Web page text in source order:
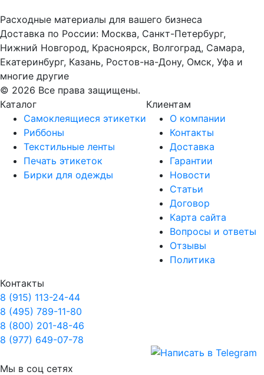
Расходные материалы для вашего бизнеса
Доставка по России: Москва, Санкт-Петербург,
Нижний Новгород, Красноярск, Волгоград, Самара,
Екатеринбург, Казань, Ростов-на-Дону, Омск, Уфа и
многие другие
© 2026 Все права защищены.
Каталог
Самоклеящиеся этикетки
Риббоны
Текстильные ленты
Печать этикеток
Бирки для одежды
Клиентам
О компании
Контакты
Доставка
Гарантии
Новости
Статьи
Договор
Карта сайта
Вопросы и ответы
Отзывы
Политика
Контакты
8 (915) 113-24-44
8 (495) 789-11-80
8 (800) 201-48-46
8 (977) 649-07-78
Мы в соц сетях